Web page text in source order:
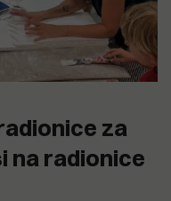
za
na radionice